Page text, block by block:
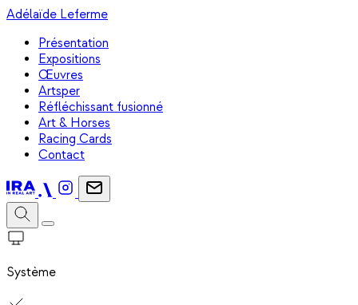
Adélaïde Leferme
Présentation
Expositions
Œuvres
Artsper
Réfléchissant fusionné
Art & Horses
Racing Cards
Contact
Système